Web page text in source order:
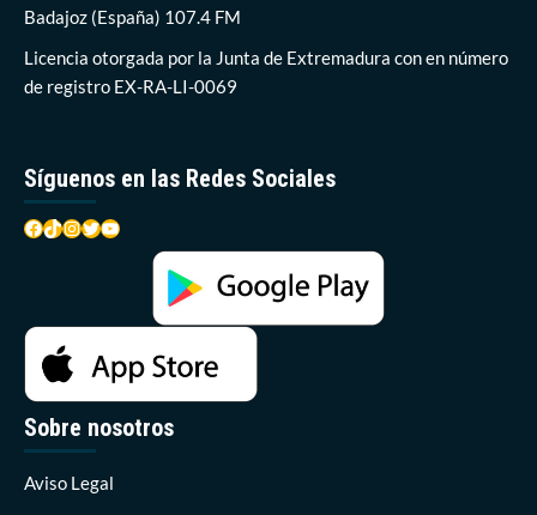
Badajoz (España) 107.4 FM
Licencia otorgada por la Junta de Extremadura con en número
de registro EX-RA-LI-0069
Síguenos en las Redes Sociales
Facebook
TikTok
Instagram
Twitter
YouTube
Sobre nosotros
Aviso Legal